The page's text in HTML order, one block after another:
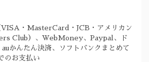
VISA・MasterCard・JCB・アメリカン
Club）、WebMoney、Paypal、ド
かんたん決済、ソフトバンクまとめて
のお支払い